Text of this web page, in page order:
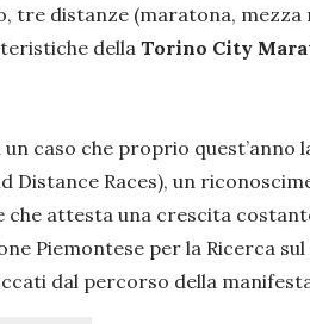
tre distanze (maratona, mezza
della Torino City
caso che proprio quest’anno
Races), un
attesta una crescita
Piemontese per la Ricerca
dal percorso della